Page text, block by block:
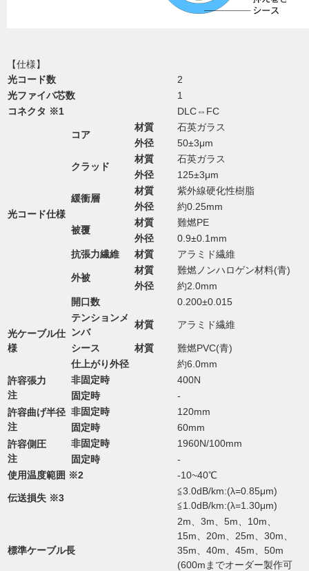
【仕様】
光コード数
2
光ファイバ芯数
1
コネクタ ※1
DLC⇔FC
光コード仕様
コア
材質
石英ガラス
外径
50±3μm
クラッド
材質
石英ガラス
外径
125±3μm
緩衝層
材質
紫外線硬化性樹脂
外径
約0.25mm
被覆
材質
難燃PE
外径
0.9±0.1mm
抗張力繊維
材質 アラミド繊維
外被
材質
難燃ノンハロゲン材料(青)
外径
約2.0mm
開口数
0.200±0.015
光ケーブル仕
様
テンションメ
ンバ
材質 アラミド繊維
シース 材質
難燃PVC(青)
仕上がり外径
約6.0mm
許容張力
注
非固定時
400N
固定時
-
許容曲げ半径
注
非固定時
120mm
固定時
60mm
許容側圧
注
非固定時
1960N/100mm
固定時
-
使用温度範囲 ※2
-10~40℃
伝送損失 ※3
≦3.0dB/km:(λ=0.85μm)
≦1.0dB/km:(λ=1.30μm)
標準ケーブル長
2m、3m、5m、10m、
15m、20m、25m、30m、
35m、40m、45m、50m
(600mまでオーダー製作可